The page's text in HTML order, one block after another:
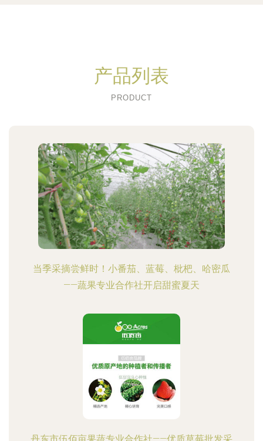
产品列表
PRODUCT
当季采摘尝鲜时！小番茄、蓝莓、枇杷、哈密瓜
——蔬果专业合作社开启甜蜜夏天